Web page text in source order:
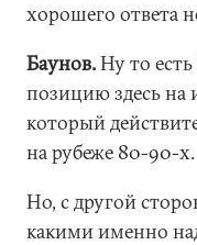
хорошего ответа
Баунов.Ну то
позицию здесь на
который
на рубеже 80-90-х.
Но, с другой
какими именно